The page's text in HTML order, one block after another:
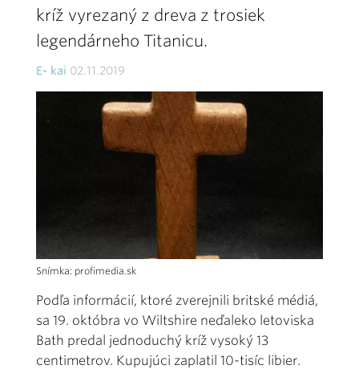
kríž vyrezaný z dreva z trosiek
legendárneho Titanicu.
E- kai 02.11.2019
Snímka: profimedia.sk
Podľa informácií, ktoré zverejnili britské médiá,
sa 19. októbra vo Wiltshire neďaleko letoviska
Bath predal jednoduchý kríž vysoký 13
centimetrov. Kupujúci zaplatil 10-tisíc libier.